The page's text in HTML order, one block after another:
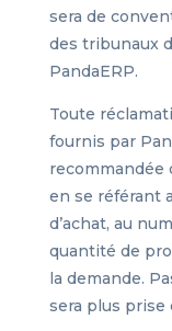
sera de
des tribunaux
PandaERP.
Toute
fournis par
recommandée
en se référant
d’achat, au
quantité de
la demande.
sera plus prise